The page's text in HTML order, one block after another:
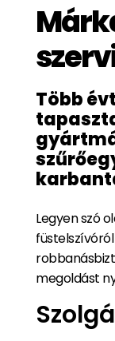
Több
Legyen szó
megoldást